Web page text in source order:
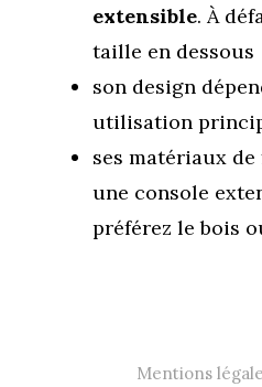
extensible. À
taille en dessous
son design
utilisation
ses matériaux
une console
préférez le bois
Mentions